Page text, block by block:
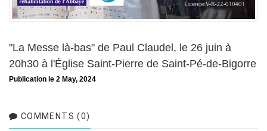
"La Messe là-bas" de Paul Claudel, le 26 juin à
20h30 à l'Église Saint-Pierre de Saint-Pé-de-Bigorre
Publication le 2 May, 2024
COMMENTS (0)